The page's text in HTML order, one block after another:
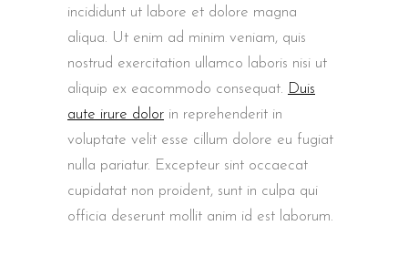
incididunt ut labore et dolore magna
aliqua. Ut enim ad minim veniam, quis
nostrud exercitation ullamco laboris nisi ut
aliquip ex eacommodo consequat. Duis
aute irure dolor in reprehenderit in
voluptate velit esse cillum dolore eu fugiat
nulla pariatur. Excepteur sint occaecat
cupidatat non proident, sunt in culpa qui
officia deserunt mollit anim id est laborum.